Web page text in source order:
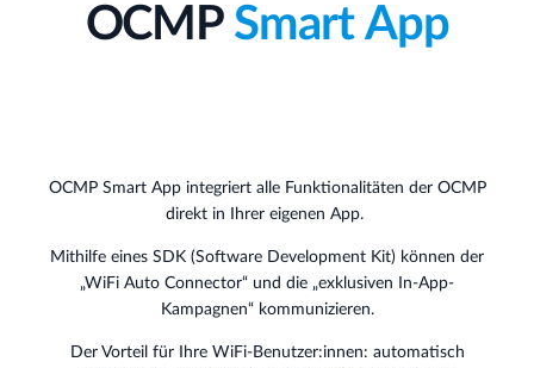
OCMP Smart App
OCMP Smart App integriert alle Funktionalitäten der OCMP
direkt in Ihrer eigenen App.
Mithilfe eines SDK (Software Development Kit) können der
„WiFi Auto Connector“ und die „exklusiven In-App-
Kampagnen“ kommunizieren.
Der Vorteil für Ihre WiFi-Benutzer:innen: automatisch
Services